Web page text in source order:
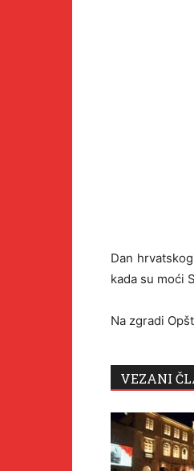
Dan
kada su moći
Na zgradi
VEZANI